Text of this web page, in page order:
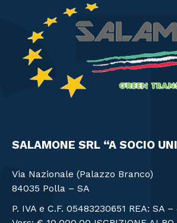
SALAMONE SRL “A SOCIO
Via Nazionale (Palazzo Branco)
84035 Polla – SA
P. IVA e C.F. 05483230651 REA: SA